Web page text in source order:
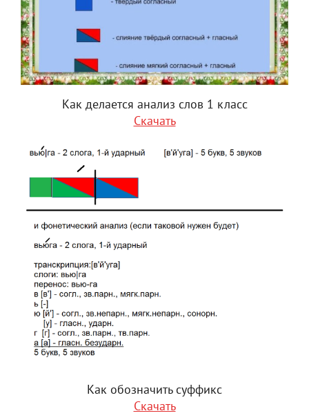
Как делается анализ слов 1 класс
Скачать
Как обозначить суффикс
Скачать